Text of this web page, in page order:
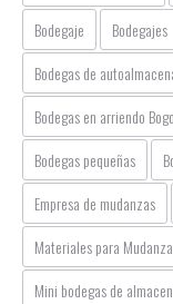
Bodegaje
Bodegajes
Bodegas de
Bodegas en arriendo
Bodegas pequeñas
Empresa de mudanzas
Materiales para Mudanza
Mini bodegas de